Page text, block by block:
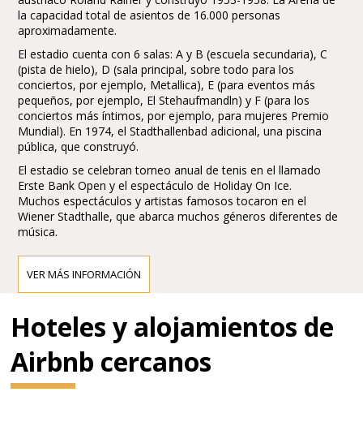
la capacidad total de asientos de 16.000 personas
aproximadamente.
El estadio cuenta con 6 salas: A y B (escuela secundaria), C
(pista de hielo), D (sala principal, sobre todo para los
conciertos, por ejemplo, Metallica), E (para eventos más
pequeños, por ejemplo, El Stehaufmandln) y F (para los
conciertos más íntimos, por ejemplo, para mujeres Premio
Mundial). En 1974, el Stadthallenbad adicional, una piscina
pública, que construyó.
El estadio se celebran torneo anual de tenis en el llamado
Erste Bank Open y el espectáculo de Holiday On Ice.
Muchos espectáculos y artistas famosos tocaron en el
Wiener Stadthalle, que abarca muchos géneros diferentes de
música.
VER MÁS INFORMACIÓN
Hoteles y alojamientos de
Airbnb cercanos